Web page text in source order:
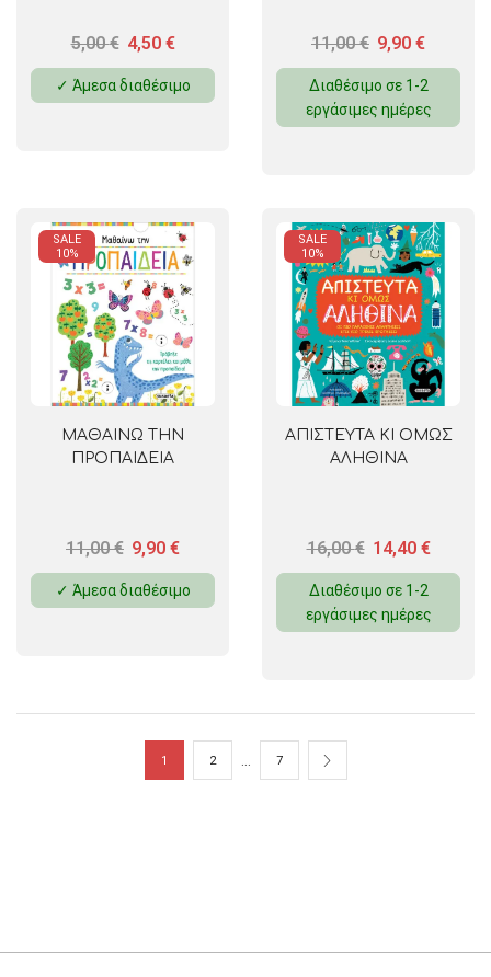
5,00€ 4,50 €
✓ Άμεσα διαθέσιμο
11,00€ 9,90 €
Διαθέσιμο σε 1-2
εργάσιμες ημέρες
SALE
10%
ΜΑΘΑΙΝΩ ΤΗΝ
ΠΡΟΠΑΙΔΕΙΑ
11,00€ 9,90 €
✓ Άμεσα διαθέσιμο
SALE
10%
ΑΠΙΣΤΕΥΤΑ ΚΙ ΟΜΩΣ
ΑΛΗΘΙΝΑ
16,00€ 14,40 €
Διαθέσιμο σε 1-2
εργάσιμες ημέρες
1 2 … 7